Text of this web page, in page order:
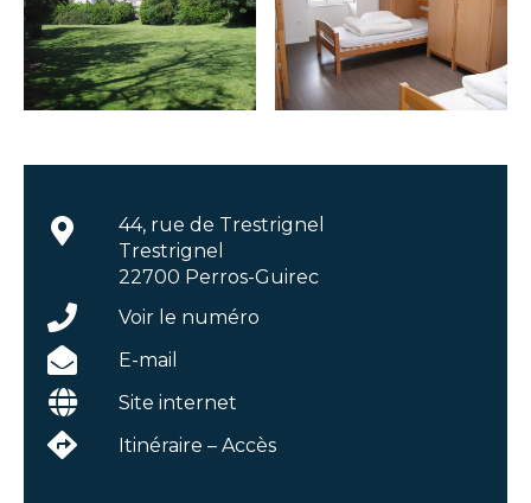
44, rue de Trestrignel
Trestrignel
22700 Perros-Guirec
Voir le numéro
E-mail
Site internet
Itinéraire – Accès